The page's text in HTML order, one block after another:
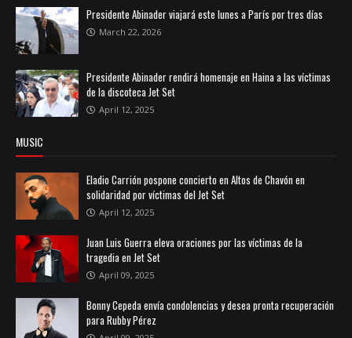
Presidente Abinader viajará este lunes a París por tres días
March 22, 2026
Presidente Abinader rendirá homenaje en Haina a las víctimas
de la discoteca Jet Set
April 12, 2025
MUSIC
Eladio Carrión pospone concierto en Altos de Chavón en
solidaridad por víctimas del Jet Set
April 12, 2025
Juan Luis Guerra eleva oraciones por las víctimas de la
tragedia en Jet Set
April 09, 2025
Bonny Cepeda envía condolencias y desea pronta recuperación
para Rubby Pérez